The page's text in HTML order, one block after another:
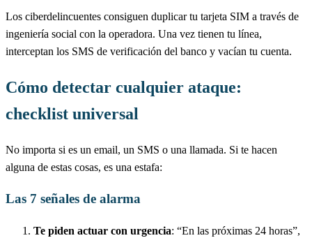
Los ciberdelincuentes consiguen duplicar tu tarjeta SIM a través de
ingeniería social con la operadora. Una vez tienen tu línea,
interceptan los SMS de verificación del banco y vacían tu cuenta.
Cómo detectar cualquier ataque:
checklist universal
No importa si es un email, un SMS o una llamada. Si te hacen
alguna de estas cosas, es una estafa:
Las 7 señales de alarma
Te piden actuar con urgencia: “En las próximas 24 horas”,